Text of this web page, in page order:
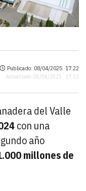
Publicado: 08/04/2025 ·17:22
Actualizado: 08/04/2025 · 17:22
del Valle
con una
año
millones de